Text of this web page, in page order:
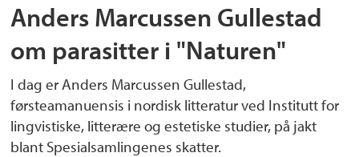
Anders Marcussen Gullestad
om parasitter i "Naturen"
I dag er Anders Marcussen Gullestad,
førsteamanuensis i nordisk litteratur ved Institutt for
lingvistiske, litterære og estetiske studier, på jakt
blant Spesialsamlingenes skatter.